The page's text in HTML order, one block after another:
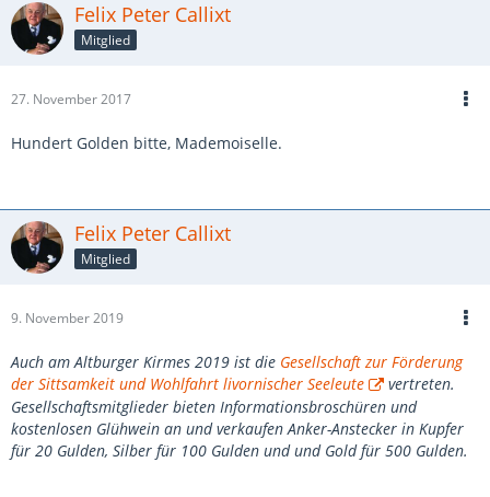
Felix Peter Callixt
Mitglied
27. November 2017
Hundert Golden bitte, Mademoiselle.
Felix Peter Callixt
Mitglied
9. November 2019
Auch am Altburger Kirmes 2019 ist die Gesellschaft zur Förderung
der Sittsamkeit und Wohlfahrt livornischer Seeleute
vertreten.
Gesellschaftsmitglieder bieten Informationsbroschüren und
kostenlosen Glühwein an und verkaufen Anker-Anstecker in Kupfer
für 20 Gulden, Silber für 100 Gulden und und Gold für 500 Gulden.